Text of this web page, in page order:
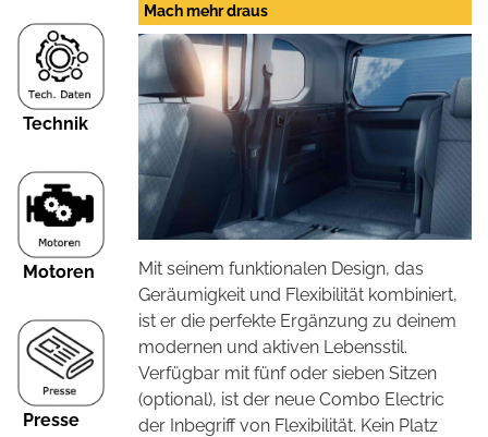
Technik
Motoren
Presse
Mach mehr draus
Mit seinem funktionalen Design, das
Geräumigkeit und Flexibilität kombiniert,
ist er die perfekte Ergänzung zu deinem
modernen und aktiven Lebensstil.
Verfügbar mit fünf oder sieben Sitzen
(optional), ist der neue Combo Electric
der Inbegriff von Flexibilität. Kein Platz